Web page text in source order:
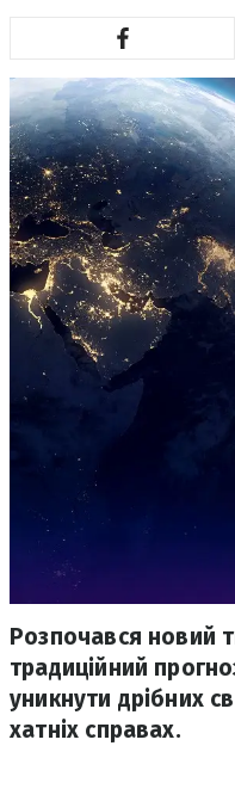
Розпочався новий
традиційний
уникнути дрібних
хатніх справах.